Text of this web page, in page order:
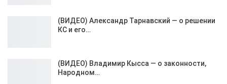
(ВИДЕО) Александр Тарнавский — о решении
КС и его…
(ВИДЕО) Владимир Кысса — о законности,
Народном…